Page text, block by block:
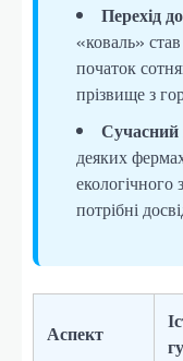
Перехід
«коваль»
початок
прізвище з
Сучасний
деяких
екологічного
потрібні
Аспект